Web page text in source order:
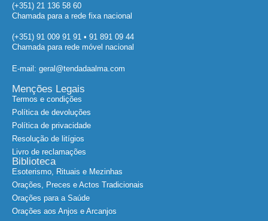
(+351) 21 136 58 60
Chamada para a rede fixa nacional
(+351) 91 009 91 91 • 91 891 09 44
Chamada para rede móvel nacional
E-mail: geral@tendadaalma.com
Menções Legais
Termos e condições
Política de devoluções
Política de privacidade
Resolução de litígios
Livro de reclamações
Biblioteca
Esoterismo, Rituais e Mezinhas
Orações, Preces e Actos Tradicionais
Orações para a Saúde
Orações aos Anjos e Arcanjos